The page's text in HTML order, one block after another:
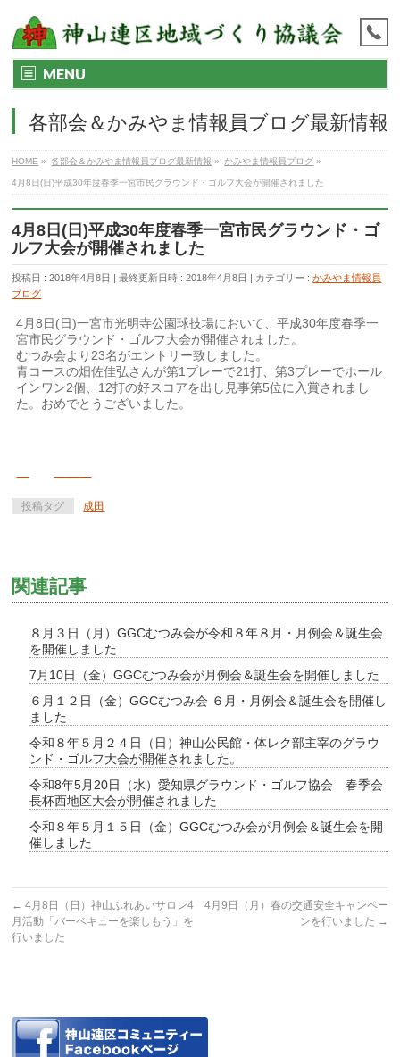
MENU
各部会＆かみやま情報員ブログ最新情報
HOME » 各部会＆かみやま情報員ブログ最新情報 » かみやま情報員ブログ »
4月8日(日)平成30年度春季一宮市民グラウンド・ゴルフ大会が開催されました
4月8日(日)平成30年度春季一宮市民グラウンド・ゴ
ルフ大会が開催されました
投稿日 : 2018年4月8日 最終更新日時 : 2018年4月8日 カテゴリー :かみやま情報員
ブログ
4月8日(日)一宮市光明寺公園球技場において、平成30年度春季一
宮市民グラウンド・ゴルフ大会が開催されました。
むつみ会より23名がエントリー致しました。
青コースの畑佐佳弘さんが第1プレーで21打、第3プレーでホール
インワン2個、12打の好スコアを出し見事第5位に入賞されまし
た。おめでとうございました。
投稿タグ 成田
関連記事
８月３日（月）GGCむつみ会が令和８年８月・月例会＆誕生会
を開催しました
7月10日（金）GGCむつみ会が月例会＆誕生会を開催しました
６月１２日（金）GGCむつみ会 ６月・月例会＆誕生会を開催し
ました
令和８年５月２４日（日）神山公民館・体レク部主宰のグラウ
ンド・ゴルフ大会が開催されました。
令和8年5月20日（水）愛知県グラウンド・ゴルフ協会 春季会
長杯西地区大会が開催されました
令和８年５月１５日（金）GGCむつみ会が月例会＆誕生会を開
催しました
← 4月8日（日）神山ふれあいサロン4
月活動「バーベキューを楽しもう」を
行いました
4月9日（月）春の交通安全キャンペー
ンを行いました →